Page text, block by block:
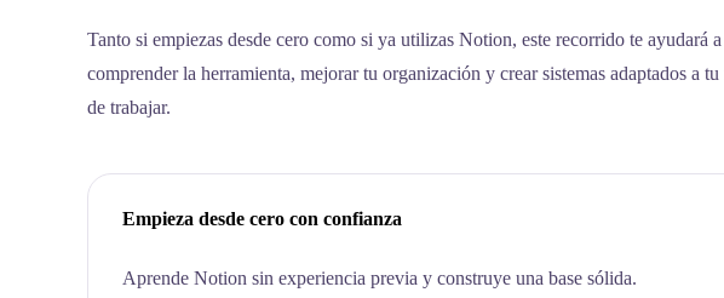
Tanto si empiezas desde cero como si ya utilizas Notion, este recorrido te ayudará a
comprender la herramienta, mejorar tu organización y crear sistemas adaptados a tu
de trabajar.
Empieza desde cero con confianza
Aprende Notion sin experiencia previa y construye una base sólida.